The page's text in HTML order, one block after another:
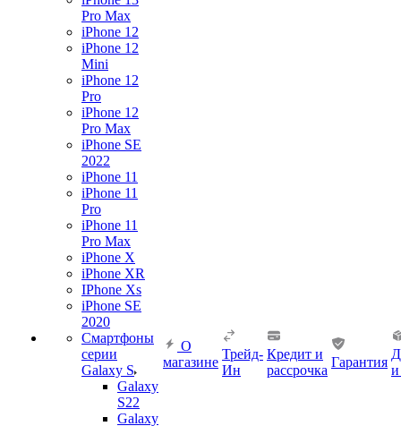
Pro Max
iPhone 12
iPhone 12
Mini
iPhone 12
Pro
iPhone 12
Pro Max
iPhone SE
2022
iPhone 11
iPhone 11
Pro
iPhone 11
Pro Max
iPhone X
iPhone XR
IPhone Xs
iPhone SE
2020
Смартфоны
серии
Galaxy S
Galaxy
S22
Galaxy
О
магазине
Трейд-
Ин
Кредит и
рассрочка
Гарантия
и